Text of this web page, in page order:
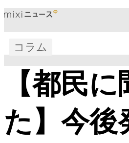
コラム
【都民
た】今後